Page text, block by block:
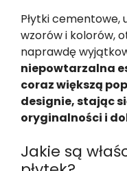
Płytki
wzorów i kolorów,
naprawdę
niepowtarzalna
coraz większą
designie, stając
oryginalności i
Jakie są